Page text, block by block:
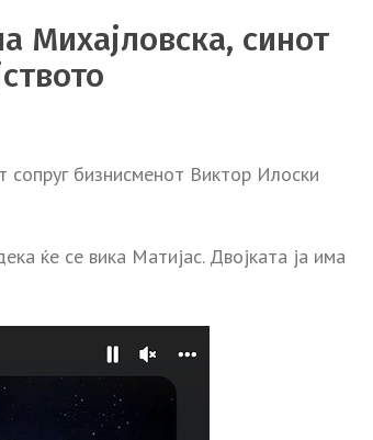
Михајловска, синот
бизнисменот Виктор Илоски
ќе се вика Матијас. Двојката ја има